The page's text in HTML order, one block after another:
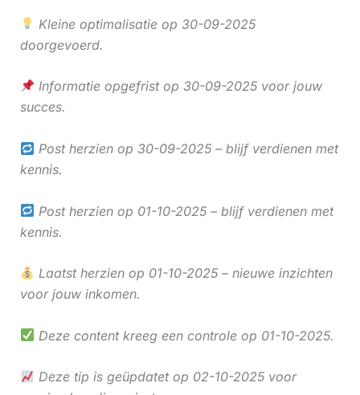
Kleine optimalisatie op 30-09-2025
doorgevoerd.
Informatie opgefrist op 30-09-2025 voor jouw
succes.
Post herzien op 30-09-2025 – blijf verdienen met
kennis.
Post herzien op 01-10-2025 – blijf verdienen met
kennis.
Laatst herzien op 01-10-2025 – nieuwe inzichten
voor jouw inkomen.
Deze content kreeg een controle op 01-10-2025.
Deze tip is geüpdatet op 02-10-2025 voor